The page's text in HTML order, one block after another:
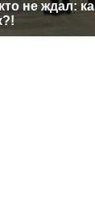
не ждал: